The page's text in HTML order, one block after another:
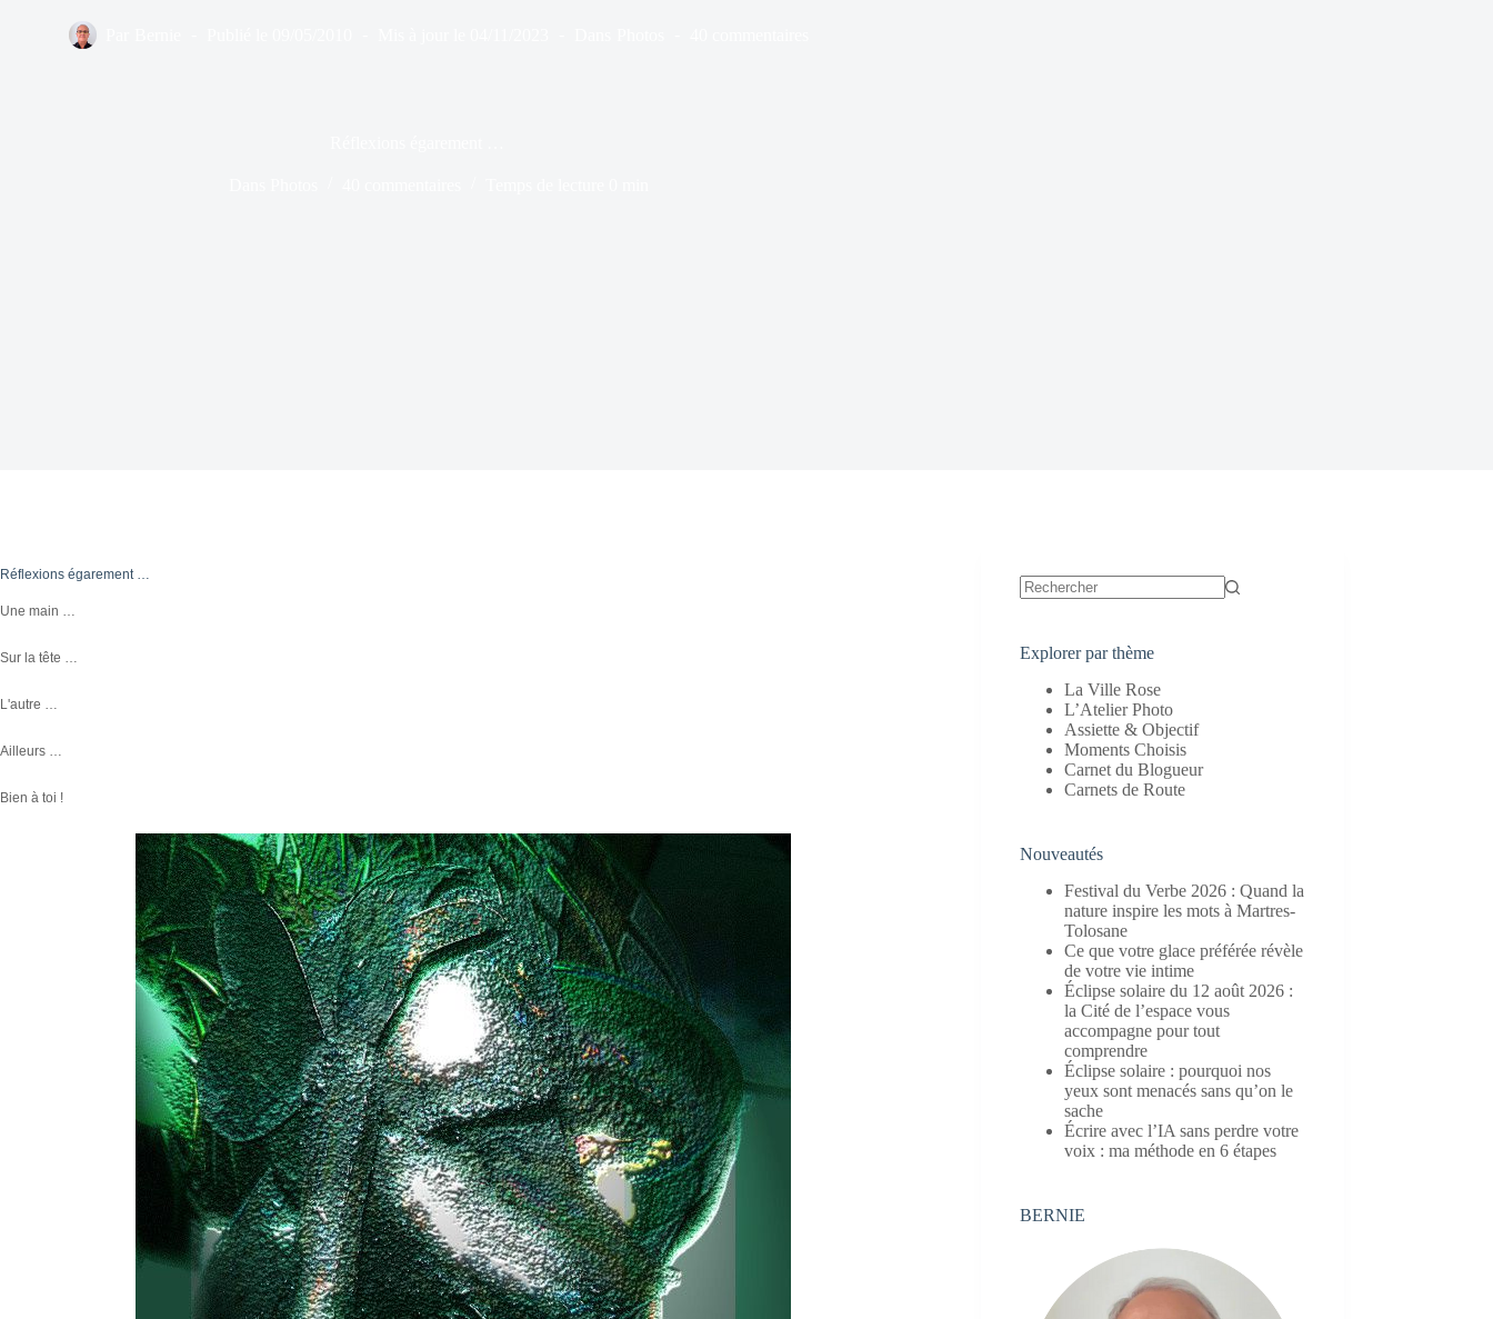
Réflexions égarement …
Une main …
Sur la tête …
L'autre …
Ailleurs …
Bien à toi !
Explorer par thème
La Ville Rose
L’Atelier Photo
Assiette & Objectif
Moments Choisis
Carnet du Blogueur
Carnets de Route
Nouveautés
Festival du Verbe 2026 : Quand la
nature inspire les mots à Martres-
Tolosane
Ce que votre glace préférée révèle
de votre vie intime
Éclipse solaire du 12 août 2026 :
la Cité de l’espace vous
accompagne pour tout
comprendre
Éclipse solaire : pourquoi nos
yeux sont menacés sans qu’on le
sache
Écrire avec l’IA sans perdre votre
voix : ma méthode en 6 étapes
BERNIE